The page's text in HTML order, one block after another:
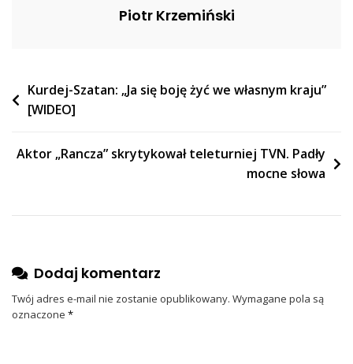
Piotr Krzemiński
Nawigacja
wpisu
Kurdej-Szatan: „Ja się boję żyć we własnym kraju”
[WIDEO]
Aktor „Rancza” skrytykował teleturniej TVN. Padły
mocne słowa
Dodaj komentarz
Twój adres e-mail nie zostanie opublikowany. Wymagane pola są
oznaczone *